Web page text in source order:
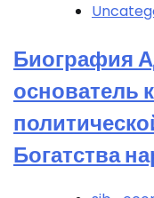
Биография
основатель
Богатства